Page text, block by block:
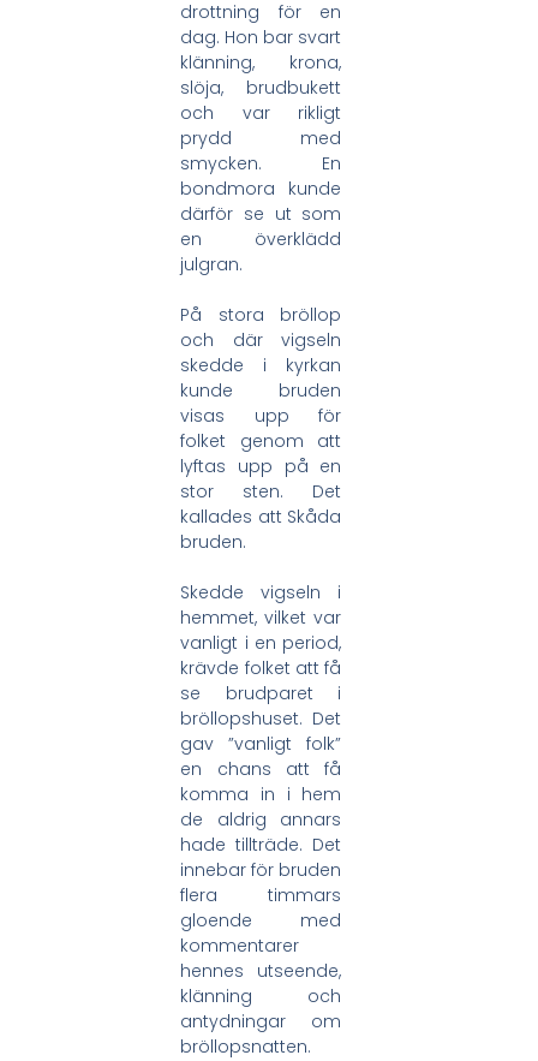
drottning för en
dag. Hon bar svart
klänning, krona,
slöja, brudbukett
och var rikligt
prydd med
smycken. En
bondmora kunde
därför se ut som
en överklädd
julgran.
På stora bröllop
och där vigseln
skedde i kyrkan
kunde bruden
visas upp för
folket genom att
lyftas upp på en
stor sten. Det
kallades att Skåda
bruden.
Skedde vigseln i
hemmet, vilket var
vanligt i en period,
krävde folket att få
se brudparet i
bröllopshuset. Det
gav ”vanligt folk”
en chans att få
komma in i hem
de aldrig annars
hade tillträde. Det
innebar för bruden
flera timmars
gloende med
kommentarer
hennes utseende,
klänning och
antydningar om
bröllopsnatten.